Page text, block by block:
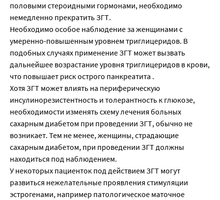
половыми стероидными гормонами, необходимо
немедленно прекратить ЗГТ.
Необходимо особое наблюдение за женщинами с
умеренно-повышенным уровнем триглицеридов. В
подобных случаях применение ЗГТ может вызвать
дальнейшее возрастание уровня триглицеридов в крови,
что повышает риск острого панкреатита .
Хотя ЗГТ может влиять на периферическую
инсулинорезистентность и толерантность к глюкозе,
необходимости изменять схему лечения больных
сахарным диабетом при проведении ЗГТ, обычно не
возникает. Тем не менее, женщины, страдающие
сахарным диабетом, при проведении ЗГТ должны
находиться под наблюдением.
У некоторых пациенток под действием ЗГТ могут
развиться нежелательные проявления стимуляции
эстрогенами, например патологическое маточное